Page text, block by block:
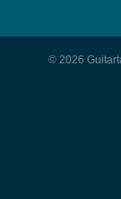
© 2026